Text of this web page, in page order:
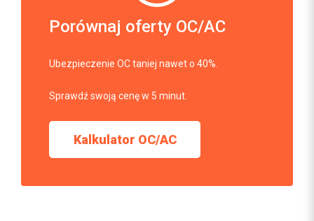
Porównaj oferty OC/AC
Ubezpieczenie OC taniej nawet o 40%.
Sprawdź swoją cenę w 5 minut.
Kalkulator OC/AC